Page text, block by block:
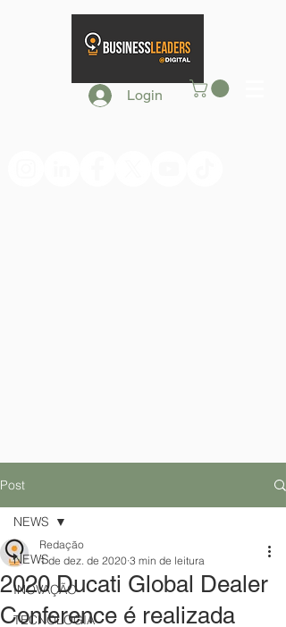
Login
Post
NEWS
INOVAÇÃO
TECNOLOGIA
NEWS
2020 Ducati Global Dealer
Conference é realizada
Redação
1 de dez. de 2020 3 min de leitura